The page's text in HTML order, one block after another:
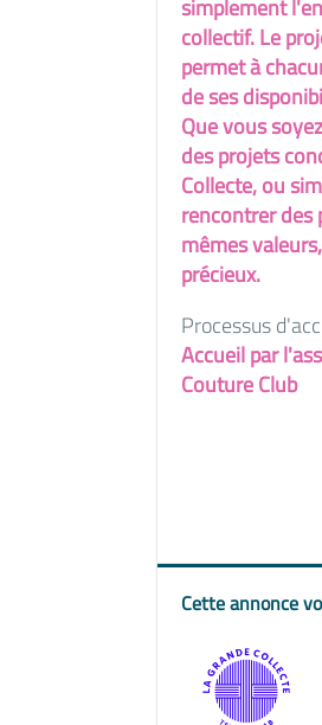
simplement
collectif. Le
permet à
de ses
Que vous
des projets
Collecte, ou
rencontrer des
mêmes
précieux.
Processus
Accueil par
Couture Club
Cette annonce